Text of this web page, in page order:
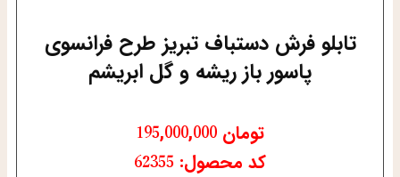
تابلو فرش دستباف تبریز طرح فرانسوی
پاسور باز ریشه و گل ابریشم
تومان
کد محصول: 62355